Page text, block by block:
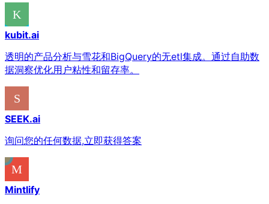
kubit.ai
透明的产品分析与雪花和BigQuery的无etl集成。通过自助数
据洞察优化用户粘性和留存率。
SEEK.ai
询问您的任何数据,立即获得答案
Mintlify